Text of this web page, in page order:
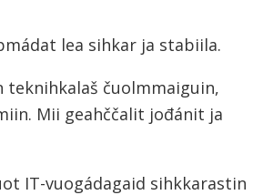
lea sihkar ja stabiila.
teknihkalaš čuolmmaiguin,
Mii geahččalit jođánit ja
IT-vuogádagaid sihkkarastin